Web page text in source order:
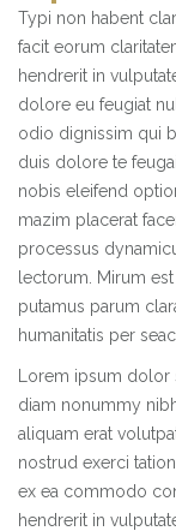
Typi non habent
facit eorum
hendrerit in
dolore eu feugiat
odio dignissim qui
duis dolore te
nobis eleifend
mazim placerat
processus
lectorum. Mirum
putamus parum
humanitatis per
Lorem ipsum
diam nonummy
aliquam erat
nostrud exerci
ex ea commodo
hendrerit in